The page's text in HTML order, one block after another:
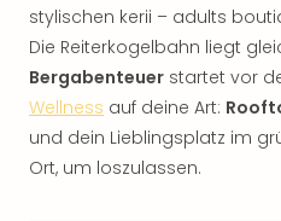
stylischen kerii – adults
Die Reiterkogelbahn liegt
Bergabenteuer startet vor
Wellness auf deine Art:
und dein Lieblingsplatz im
Ort, um loszulassen.